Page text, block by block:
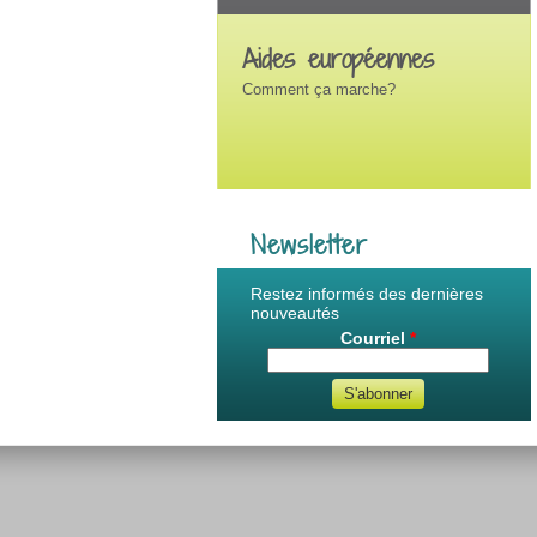
Aides européennes
Comment ça marche?
Newsletter
Restez informés des dernières
nouveautés
Courriel *